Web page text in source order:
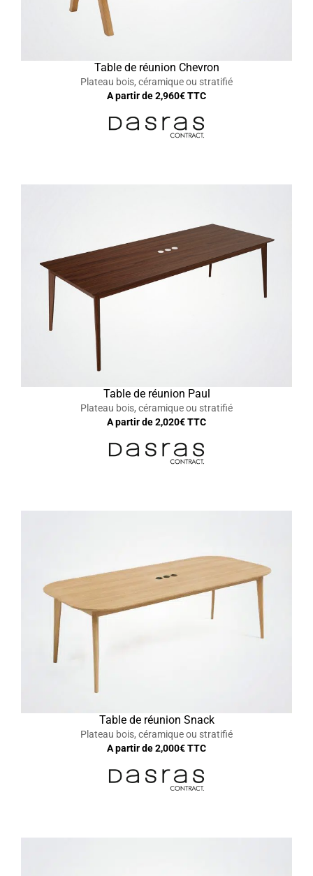
Table de réunion Chevron
Plateau bois, céramique ou stratifié
A partir de2,960€ TTC
Table de réunion Paul
Plateau bois, céramique ou stratifié
A partir de2,020€ TTC
Table de réunion Snack
Plateau bois, céramique ou stratifié
A partir de2,000€ TTC